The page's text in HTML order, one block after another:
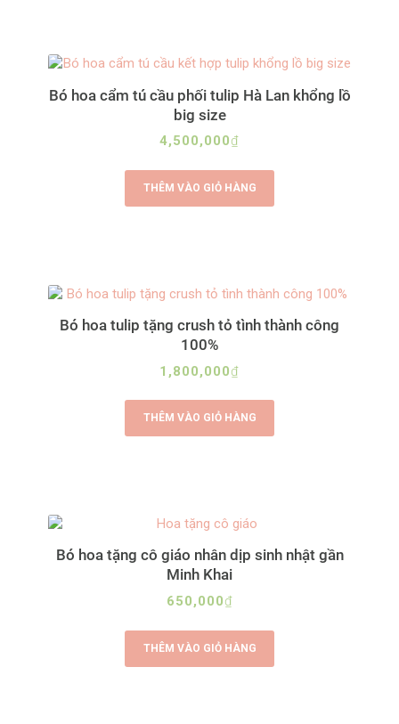
Bó hoa cẩm tú cầu phối tulip Hà Lan khổng lồ
big size
4,500,000₫
THÊM VÀO GIỎ HÀNG
Bó hoa tulip tặng crush tỏ tình thành công
100%
1,800,000₫
THÊM VÀO GIỎ HÀNG
Bó hoa tặng cô giáo nhân dịp sinh nhật gần
Minh Khai
650,000₫
THÊM VÀO GIỎ HÀNG